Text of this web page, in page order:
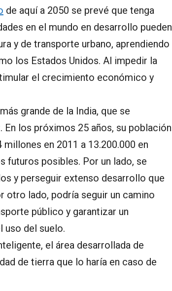
de aquí a 2050 se prevé que tenga
en el mundo en desarrollo pueden
y de transporte urbano, aprendiendo
los Estados Unidos. Al impedir la
el crecimiento económico y
grande de la India, que se
los próximos 25 años, su población
en 2011 a 13.200.000 en
futuros posibles. Por un lado, se
y perseguir extenso desarrollo que
otro lado, podría seguir un camino
público y garantizar un
uso del suelo.
el área desarrollada de
de tierra que lo haría en caso de